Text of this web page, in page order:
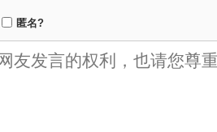
匿名?